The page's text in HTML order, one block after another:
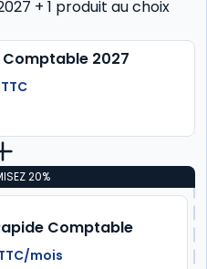
+ 1 produit au choix
2027
TTC
20%
Comptable
mois